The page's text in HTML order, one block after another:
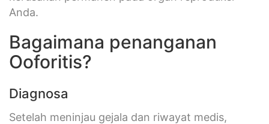
Anda.
Bagaimana penanganan
Ooforitis?
Diagnosa
Setelah meninjau gejala dan riwayat medis,